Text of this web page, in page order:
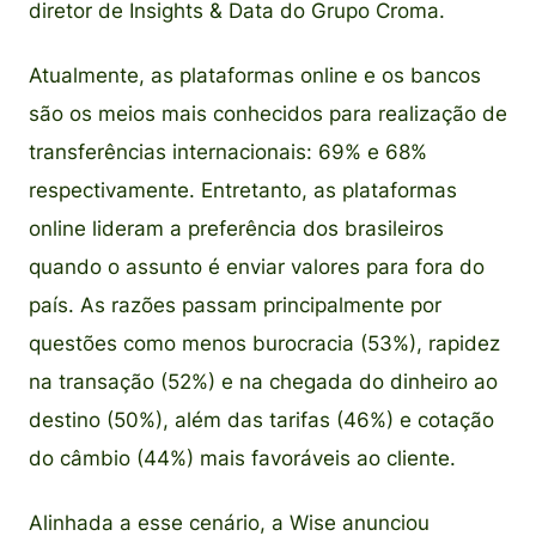
diretor de Insights & Data do Grupo Croma.
Atualmente, as plataformas online e os bancos
são os meios mais conhecidos para realização de
transferências internacionais: 69% e 68%
respectivamente. Entretanto, as plataformas
online lideram a preferência dos brasileiros
quando o assunto é enviar valores para fora do
país. As razões passam principalmente por
questões como menos burocracia (53%), rapidez
na transação (52%) e na chegada do dinheiro ao
destino (50%), além das tarifas (46%) e cotação
do câmbio (44%) mais favoráveis ao cliente.
Alinhada a esse cenário, a Wise anunciou